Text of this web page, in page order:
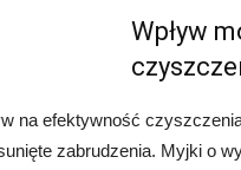
Wpływ
na efektywność
zabrudzenia. Myjki o